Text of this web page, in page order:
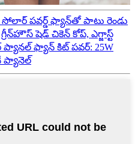
పవర్డ్ ఫ్యాన్‌తో పాటు రెండు
షెడ్ చికెన్ కోప్, ఎగ్జాస్ట్
ఫ్యాన్ కిట్ పవర్: 25W
ప్యానెల్